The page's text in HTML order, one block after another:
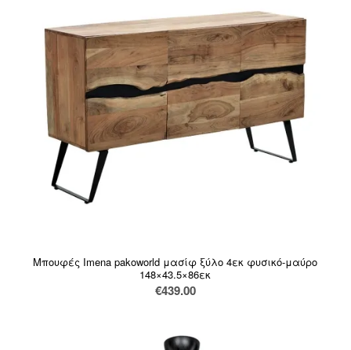
Μπουφές Imena pakoworld μασίφ ξύλο 4εκ φυσικό-μαύρο
148×43.5×86εκ
€439.00